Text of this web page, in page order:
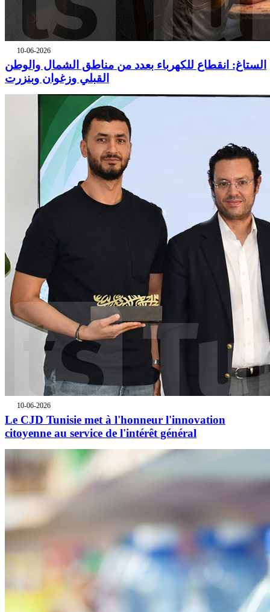
10-06-2026
الستاغ: انقطاع للكهرباء بعدد من مناطق الشمال والوطن
القبلي وزغوان وبنزرت
10-06-2026
Le CJD Tunisie met à l'honneur l'innovation
citoyenne au service de l'intérêt général